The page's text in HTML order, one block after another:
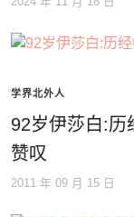
学界北外人
92岁伊莎白:历
赞叹
2011 年 09 月 15 日